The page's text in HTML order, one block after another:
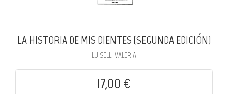
LA HISTORIA DE MIS DIENTES (SEGUNDA EDICIÓN)
LUISELLI VALERIA
17,00 €